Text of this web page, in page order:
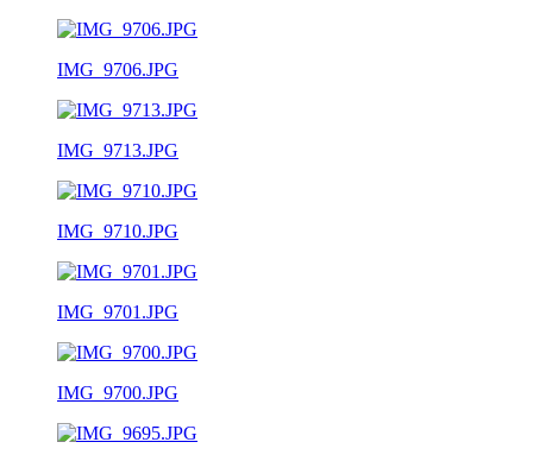
IMG_9706.JPG
IMG_9713.JPG
IMG_9710.JPG
IMG_9701.JPG
IMG_9700.JPG